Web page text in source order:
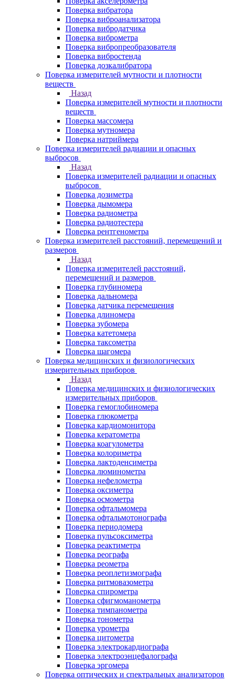
Поверка вибратора
Поверка виброанализатора
Поверка вибродатчика
Поверка виброметра
Поверка вибропреобразователя
Поверка вибростенда
Поверка дозкалибратора
Поверка измерителей мутности и плотности
веществ
Назад
Поверка измерителей мутности и плотности
веществ
Поверка массомера
Поверка мутномера
Поверка натриймера
Поверка измерителей радиации и опасных
выбросов
Назад
Поверка измерителей радиации и опасных
выбросов
Поверка дозиметра
Поверка дымомера
Поверка радиометра
Поверка радиотестера
Поверка рентгенометра
Поверка измерителей расстояний, перемещений и
размеров
Назад
Поверка измерителей расстояний,
перемещений и размеров
Поверка глубиномера
Поверка дальномера
Поверка датчика перемещения
Поверка длиномера
Поверка зубомера
Поверка катетомера
Поверка таксометра
Поверка шагомера
Поверка медицинских и физиологических
измерительных приборов
Назад
Поверка медицинских и физиологических
измерительных приборов
Поверка гемоглобиномера
Поверка глюкометра
Поверка кардиомонитора
Поверка кератометра
Поверка коагулометра
Поверка колориметра
Поверка лактоденсиметра
Поверка люминометра
Поверка нефелометра
Поверка оксиметра
Поверка осмометра
Поверка офтальмомера
Поверка офтальмотонографа
Поверка периодомера
Поверка пульсоксиметра
Поверка реактиметра
Поверка реографа
Поверка реометра
Поверка реоплетизмографа
Поверка ритмовазометра
Поверка спирометра
Поверка сфигмоманометра
Поверка тимпанометра
Поверка тонометра
Поверка урометра
Поверка цитометра
Поверка электрокардиографа
Поверка электроэнцефалографа
Поверка эргомера
Поверка оптических и спектральных анализаторов